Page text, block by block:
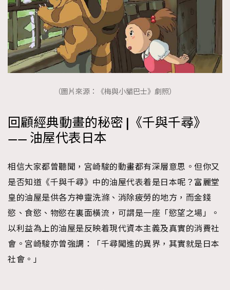
（圖片來源：《梅與小貓巴士》劇照）
回顧經典動畫的秘密 |《千與千尋》
—— 油屋代表日本
相信大家都曾聽聞，宮崎駿的動畫都有深層意思。但你又
是否知道《千與千尋》中的油屋代表着是日本呢？富麗堂
皇的油屋是供各方神靈洗滌、消除疲勞的地方，而金錢
慾、食慾、物慾在裏面橫流，可謂是一座「慾望之場」。
以利益為上的油屋是反映着現代資本主義及真實的消費社
會。宮崎駿亦曾強調：「千尋闖進的異界，其實就是日本
社會。」